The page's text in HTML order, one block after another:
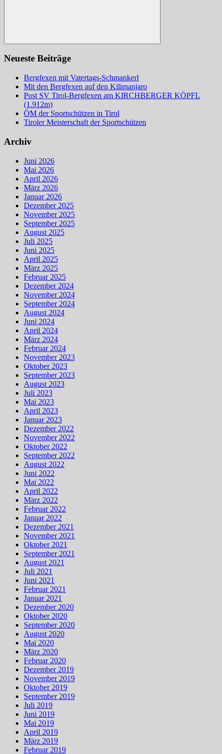
Suchen
Neueste Beiträge
Bergfexen mit Vatertags-Schmankerl
Mit den Bergfexen auf den Kilimanjaro
Post SV Tirol-Bergfexen am KIRCHBERGER KÖPFL
(1.912m)
ÖM der Sportschützen in Tirol
Tiroler Meisterschaft der Sportschützen
Archiv
Juni 2026
Mai 2026
April 2026
März 2026
Januar 2026
Dezember 2025
November 2025
September 2025
August 2025
Juli 2025
Juni 2025
April 2025
März 2025
Februar 2025
Dezember 2024
November 2024
September 2024
August 2024
Juni 2024
April 2024
März 2024
Februar 2024
November 2023
Oktober 2023
September 2023
August 2023
Juli 2023
Mai 2023
April 2023
Januar 2023
Dezember 2022
November 2022
Oktober 2022
September 2022
August 2022
Juni 2022
Mai 2022
April 2022
März 2022
Februar 2022
Januar 2022
Dezember 2021
November 2021
Oktober 2021
September 2021
August 2021
Juli 2021
Juni 2021
Februar 2021
Januar 2021
Dezember 2020
Oktober 2020
September 2020
August 2020
Mai 2020
März 2020
Februar 2020
Dezember 2019
November 2019
Oktober 2019
September 2019
Juli 2019
Juni 2019
Mai 2019
April 2019
März 2019
Februar 2019